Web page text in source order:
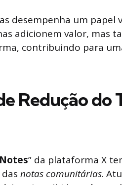
desempenha um papel
adicionem valor, mas
contribuindo para
Redução do
” da plataforma X
notas comunitárias.